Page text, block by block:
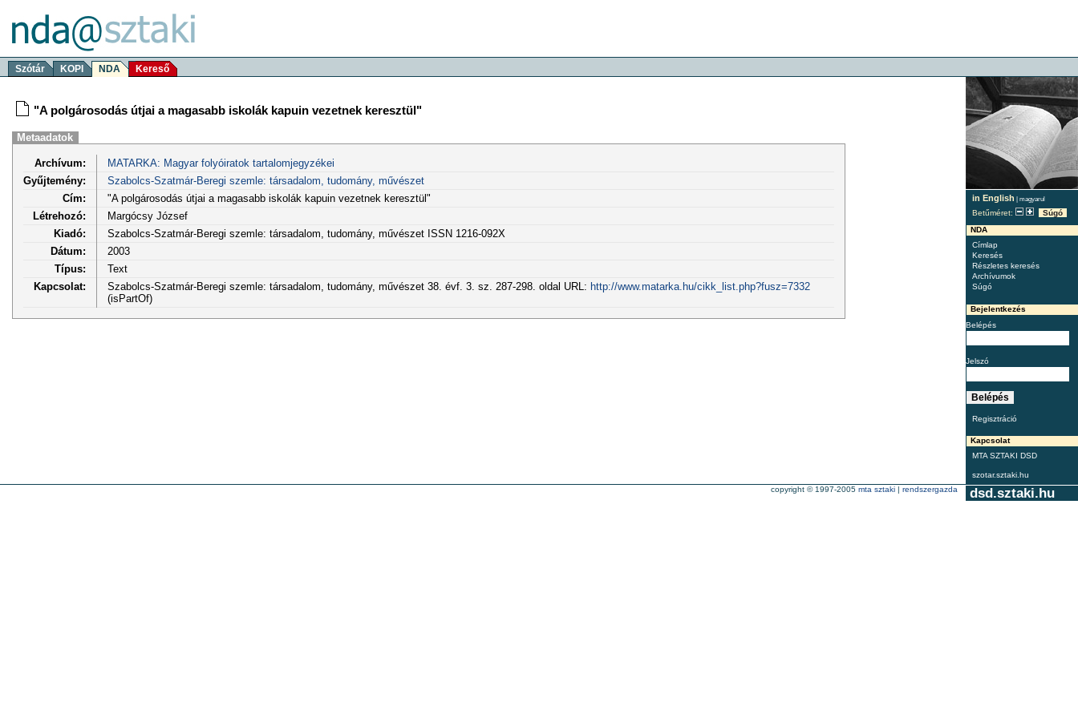
Szótár KOPI NDA Kereső
in English | magyarul
Betűméret:
Súgó
NDA
Címlap
Keresés
Részletes keresés
Archívumok
Súgó
Bejelentkezés
Belépés
Jelszó
Regisztráció
Kapcsolat
MTA SZTAKI DSD
szotar.sztaki.hu
"A polgárosodás útjai a magasabb iskolák kapuin vezetnek keresztül"
Metaadatok
Archívum:
MATARKA: Magyar folyóiratok tartalomjegyzékei
Gyűjtemény:
Szabolcs-Szatmár-Beregi szemle: társadalom, tudomány, művészet
Cím:
"A polgárosodás útjai a magasabb iskolák kapuin vezetnek keresztül"
Létrehozó:
Margócsy József
Kiadó:
Szabolcs-Szatmár-Beregi szemle: társadalom, tudomány, művészet ISSN 1216-092X
Dátum:
2003
Típus:
Text
Kapcsolat:
Szabolcs-Szatmár-Beregi szemle: társadalom, tudomány, művészet 38. évf. 3. sz. 287-298. oldal URL: http://www.matarka.hu/cikk_list.php?fusz=7332
(isPartOf)
dsd.sztaki.hu
copyright © 1997-2005 mta sztaki | rendszergazda